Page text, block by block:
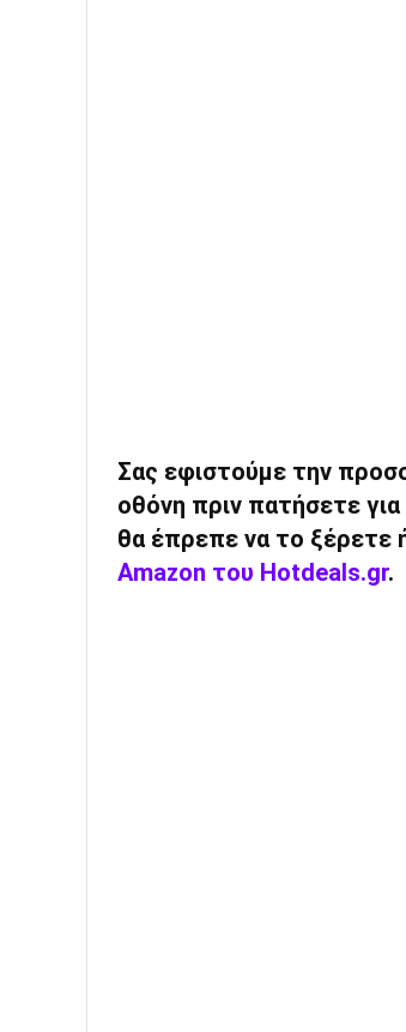
Σας εφιστούμε την
οθόνη πριν πατήσετε
θα έπρεπε να το ξέρετε
Amazon του Hotdeals.gr.